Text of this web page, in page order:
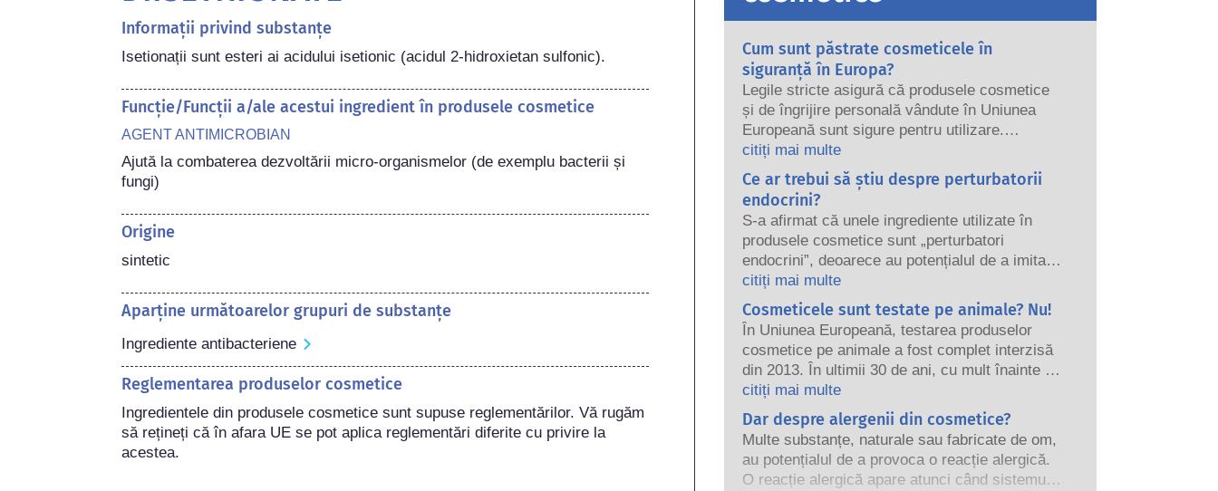
Informații privind substanțe
Isetionații sunt esteri ai acidului isetionic (acidul 2-hidroxietan sulfonic).
Funcție/Funcții a/ale acestui ingredient în produsele cosmetice
AGENT ANTIMICROBIAN
Ajută la combaterea dezvoltării micro-organismelor (de exemplu bacterii și
fungi)
Origine
sintetic
Aparține următoarelor grupuri de substanțe
Ingrediente antibacteriene
Reglementarea produselor cosmetice
Ingredientele din produsele cosmetice sunt supuse reglementărilor. Vă rugăm
să rețineți că în afara UE se pot aplica reglementări diferite cu privire la
acestea.
Cum sunt păstrate cosmeticele în
siguranță în Europa?
Legile stricte asigură că produsele cosmetice
și de îngrijire personală vândute în Uniunea
Europeană sunt sigure pentru utilizare.
Companiile, autoritățile naționale și europene
de reglementare împart responsabilitatea de a
păstra produsele cosmetice în siguranță.
citiți mai multe
Ce ar trebui să știu despre perturbatorii
endocrini?
S-a afirmat că unele ingrediente utilizate în
produsele cosmetice sunt „perturbatori
endocrini”, deoarece au potențialul de a imita
unele dintre proprietățile hormonilor noștri.
Doar pentru că ceva are potențialul de a imita
un hormon nu înseamnă că ne va perturba
sistemul endocrin. Multe substanțe, inclusiv
cele naturale, imită hormonii, dar foarte puține,
iar acestea sunt în mare parte medicamente
puternice, s-a dovedit vreodată că provoacă
perturbări ale sistemului endocrin. Evaluările
riguroase ale siguranței produselor realizate de
către experți științifici calificați pe care
companiile sunt obligate legal să le efectueze,
citiți mai multe
Cosmeticele sunt testate pe animale? Nu!
În Uniunea Europeană, testarea produselor
cosmetice pe animale a fost complet interzisă
din 2013. În ultimii 30 de ani, cu mult înainte ca
interdicția să fie în vigoare, industria
cosmeticelor și a îngrijirii personale a investit
în cercetare și dezvoltare pentru a crea
alternative la instrumentele de testare pe
animale pentru a evalua siguranța
citiți mai multe
Dar despre alergenii din cosmetice?
Multe substanțe, naturale sau fabricate de om,
au potențialul de a provoca o reacție alergică.
O reacție alergică apare atunci când sistemul